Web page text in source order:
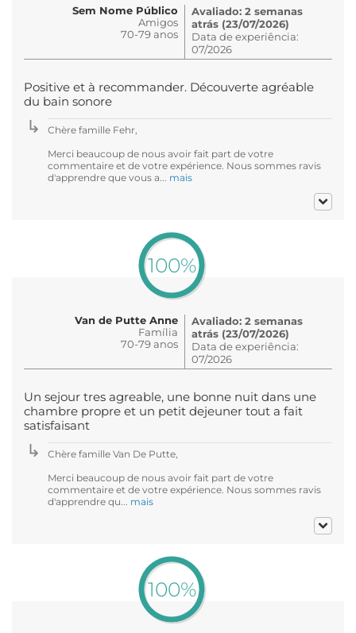
Sem Nome Público
Amigos
70-79 anos
Avaliado: 2 semanas
atrás (23/07/2026)
Data de experiência:
07/2026
Positive et à recommander. Découverte agréable
du bain sonore
Chère famille Fehr,
Merci beaucoup de nous avoir fait part de votre
commentaire et de votre expérience. Nous sommes ravis
d'apprendre que vous a... mais
100%
Van de Putte Anne
Família
70-79 anos
Avaliado: 2 semanas
atrás (23/07/2026)
Data de experiência:
07/2026
Un sejour tres agreable, une bonne nuit dans une
chambre propre et un petit dejeuner tout a fait
satisfaisant
Chère famille Van De Putte,
Merci beaucoup de nous avoir fait part de votre
commentaire et de votre expérience. Nous sommes ravis
d'apprendre qu... mais
100%